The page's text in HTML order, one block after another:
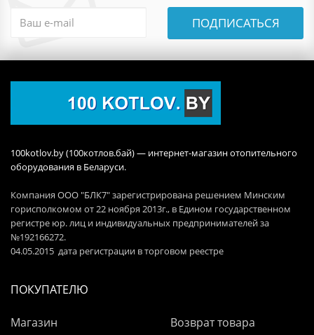
ПОДПИСАТЬСЯ
100kotlov.by (100котлов.бай) — интернет-магазин отопительного
оборудования в Беларуси.
Компания ООО "БЛК7" зарегистрирована решением Минским
горисполкомом от 22 ноября 2013г., в Едином государственном
регистре юр. лиц и индивидуальных предпринимателей за
№192166272.
04.05.2015 дата регистрации в торговом реестре
ПОКУПАТЕЛЮ
Магазин
Возврат товара